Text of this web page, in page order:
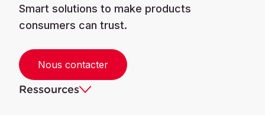
Smart solutions to make products
consumers can trust.
Nous contacter
Ressources